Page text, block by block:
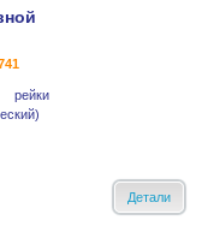
рейки
Детали